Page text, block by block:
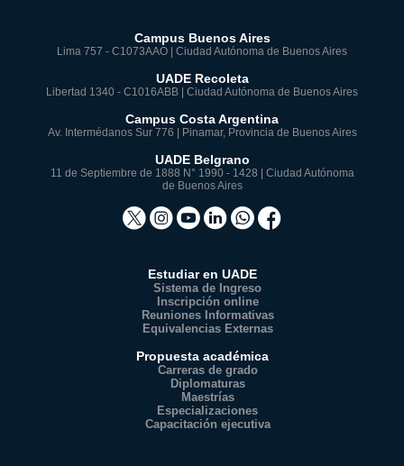
Campus Buenos Aires
Lima 757 - C1073AAO | Ciudad Autónoma de Buenos Aires
UADE Recoleta
Libertad 1340 - C1016ABB | Ciudad Autónoma de Buenos Aires
Campus Costa Argentina
Av. Intermédanos Sur 776 | Pinamar, Provincia de Buenos Aires
UADE Belgrano
11 de Septiembre de 1888 N° 1990 - 1428 | Ciudad Autónoma
de Buenos Aires
Estudiar en UADE
Sistema de Ingreso
Inscripción online
Reuniones Informativas
Equivalencias Externas
Propuesta académica
Carreras de grado
Diplomaturas
Maestrías
Especializaciones
Capacitación ejecutiva